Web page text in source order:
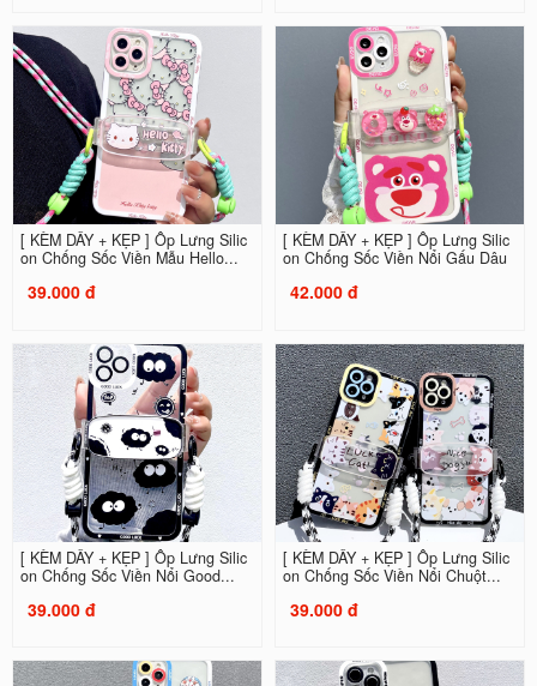
[ KÈM DÂY + KẸP ] Ốp Lưng Silic
on Chống Sốc Viền Mẫu Hello...
39.000 đ
[ KÈM DÂY + KẸP ] Ốp Lưng Silic
on Chống Sốc Viền Nổi Gấu Dâu
42.000 đ
[ KÈM DÂY + KẸP ] Ốp Lưng Silic
on Chống Sốc Viền Nổi Good...
39.000 đ
[ KÈM DÂY + KẸP ] Ốp Lưng Silic
on Chống Sốc Viền Nổi Chuột...
39.000 đ